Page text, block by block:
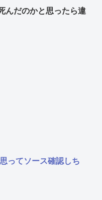
んだのかと思ったら違
ってソース確認しち